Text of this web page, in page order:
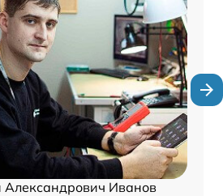
Александрович Иванов